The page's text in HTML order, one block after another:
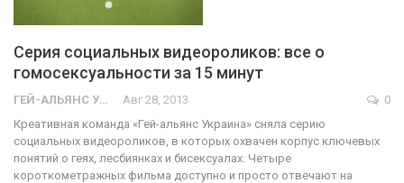
Серия социальных видеороликов: все о
гомосексуальности за 15 минут
ГЕЙ-АЛЬЯНС УКРАИНА Авг 28, 2013
0
Креативная команда «Гей-альянс Украина» сняла серию
социальных видеороликов, в которых охвачен корпус ключевых
понятий о геях, лесбиянках и бисексуалах. Четыре
короткометражных фильма доступно и просто отвечают на